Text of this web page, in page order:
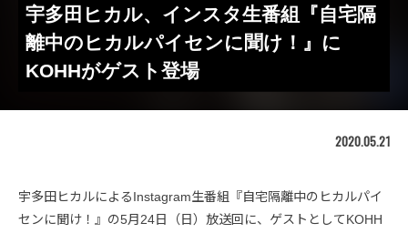
宇多田ヒカル、インスタ生番組『自宅隔
離中のヒカルパイセンに聞け！』に
KOHHがゲスト登場
2020.05.21
宇多田ヒカルによるInstagram生番組『自宅隔離中のヒカルパイ
センに聞け！』の5月24日（日）放送回に、ゲストとしてKOHH